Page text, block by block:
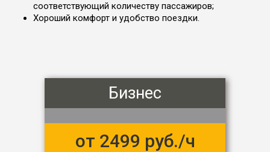
соответствующий количеству пассажиров;
Хороший комфорт и удобство поездки.
Бизнес
от 2499 руб./ч